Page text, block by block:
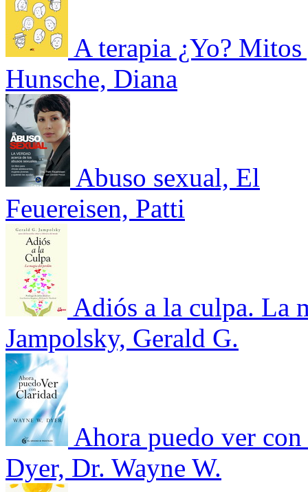
A terapia ¿Yo?
Hunsche, Diana
Abuso sexual, El
Feuereisen, Patti
Adiós a la culpa. La
Jampolsky, Gerald G.
Ahora puedo ver
Dyer, Dr. Wayne W.